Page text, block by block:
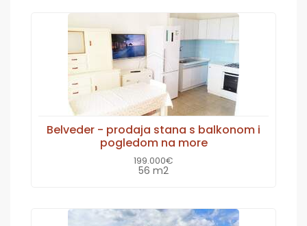
Belveder - prodaja stana s balkonom i
pogledom na more
199.000€
56 m2